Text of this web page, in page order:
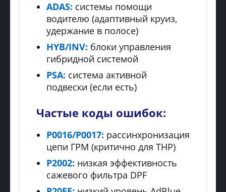
ADAS: системы помощи
водителю (адаптивный круиз,
удержание в полосе)
HYB/INV: блоки управления
гибридной системой
PSA: система активной
подвески (если есть)
Частые коды ошибок:
P0016/P0017: рассинхронизация
цепи ГРМ (критично для THP)
P2002: низкая эффективность
сажевого фильтра DPF